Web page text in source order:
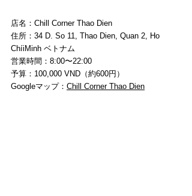
店名：Chill Corner Thao Dien
住所：34 D. So 11, Thao Dien, Quan 2, Ho
ChíiMinh ベトナム
営業時間：8:00〜22:00
予算：100,000 VND（約600円）
Googleマップ： Chill Corner Thao Dien